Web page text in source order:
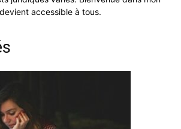
accessible à tous.